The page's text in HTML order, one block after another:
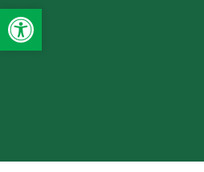
Открыть панель инструментов